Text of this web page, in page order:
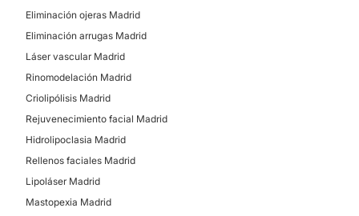
Eliminación ojeras Madrid
Eliminación arrugas Madrid
Láser vascular Madrid
Rinomodelación Madrid
Criolipólisis Madrid
Rejuvenecimiento facial Madrid
Hidrolipoclasia Madrid
Rellenos faciales Madrid
Lipoláser Madrid
Mastopexia Madrid